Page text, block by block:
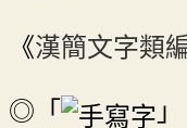
《漢簡文字類
◎「